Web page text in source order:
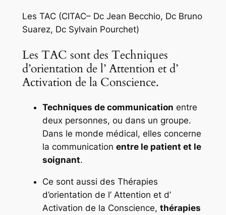
Les TAC (CITAC– Dc Jean Becchio, Dc Bruno
Suarez, Dc Sylvain Pourchet)
Les TAC sont des Techniques
d’orientation de l’ Attention et d’
Activation de la Conscience.
Techniques de communication entre
deux personnes, ou dans un groupe.
Dans le monde médical, elles concerne
la communication entre le patient et le
soignant.
Ce sont aussi des Thérapies
d’orientation de l’ Attention et d’
Activation de la Conscience, thérapies